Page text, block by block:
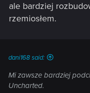
ale bardziej
rzemiosłem.
dani168 said:
Mi zawsze bardziej
Uncharted.